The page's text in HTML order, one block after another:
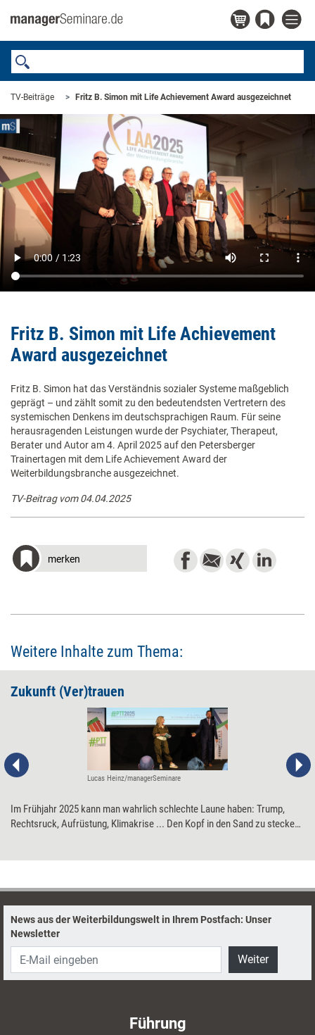
TV-Beiträge Fritz B. Simon mit Life Achievement Award ausgezeichnet
Fritz B. Simon mit Life Achievement
Award ausgezeichnet
Fritz B. Simon hat das Verständnis sozialer Systeme maßgeblich
geprägt – und zählt somit zu den bedeutendsten Vertretern des
systemischen Denkens im deutschsprachigen Raum. Für seine
herausragenden Leistungen wurde der Psychiater, Therapeut,
Berater und Autor am 4. April 2025 auf den Petersberger
Trainertagen mit dem Life Achievement Award der
Weiterbildungsbranche ausgezeichnet.
TV-Beitrag vom 04.04.2025
merken
Weitere Inhalte zum Thema:
Zukunft (Ver)trauen
Lucas Heinz/managerSeminare
Im Frühjahr 2025 kann man wahrlich schlechte Laune haben: Trump,
Rechtsruck, Aufrüstung, Klimakrise ... Den Kopf in den Sand zu stecken,
Zukunftsgestaltern werden – und wie Weiterbildungsprofis sie dabei
unterstützen können.
News aus der Weiterbildungswelt in Ihrem Postfach: Unser
Newsletter
Weiter
Führung